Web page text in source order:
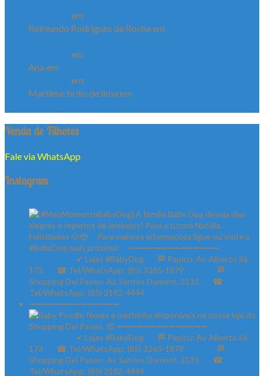
em
Raimundo Rodrigues da Rocha em
em
Ana em
em
Marilene brito de lima em
Venda de Filhotes
Fale via WhatsApp
Instagram